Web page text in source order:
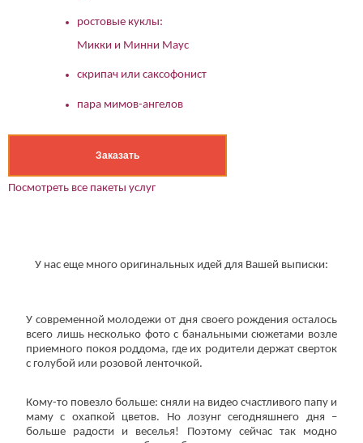
ростовые куклы:
Микки и Минни Маус
скрипач или саксофонист
пара мимов-ангелов
Заказать
Посмотреть все пакеты услуг
У нас еще много оригинальных идей для Вашей выписки:
У современной молодежи от дня своего рождения осталось
всего лишь несколько фото с банальными сюжетами возле
приемного покоя роддома, где их родители держат сверток
с голубой или розовой ленточкой.
Кому-то повезло больше: сняли на видео счастливого папу и
маму с охапкой цветов. Но лозунг сегодняшнего дня –
больше радости и веселья! Поэтому сейчас так модно